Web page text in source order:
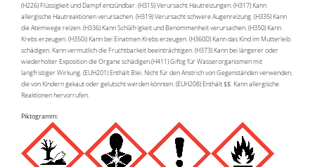
(H226) Flüssigkeit und Dampf entzündbar. (H315) Verursacht Hautreizungen. (H317) Kann
allergische Hautreaktionen verursachen. (H319) Verursacht schwere Augenreizung. (H335) Kann
die Atemwege reizen. (H336) Kann Schläfrigkeit und Benommenheit verursachen. (H350) Kann
Krebs erzeugen. (H350i) Kann bei Einatmen Krebs erzeugen. (H360D) Kann das Kind im Mutterleib
schädigen. Kann vermutlich die Fruchtbarkeit beeinträchtigen. (H373) Kann bei längerer oder
wiederholter Exposition die Organe schädigen.(H411) Giftig für Wasserorganismen mit
langfristiger Wirkung. (EUH201) Enthält Blei. Nicht für den Anstrich von Gegenständen verwenden,
die von Kindern gekaut oder gelutscht werden könnten. (EUH208) Enthält $$. Kann allergische
Reaktionen hervorrufen.
Piktogramm: